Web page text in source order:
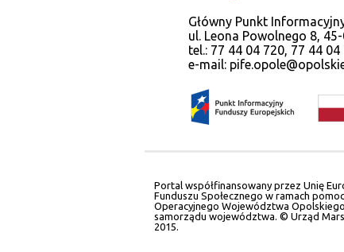
Główny Punkt
ul. Leona Powolnego 8,
tel.: 77 44 04 720, 77 44
e-mail:
Portal współfinansowany przez Unię
Funduszu Społecznego w ramach
Operacyjnego Województwa
samorządu województwa. © Urząd
2015.